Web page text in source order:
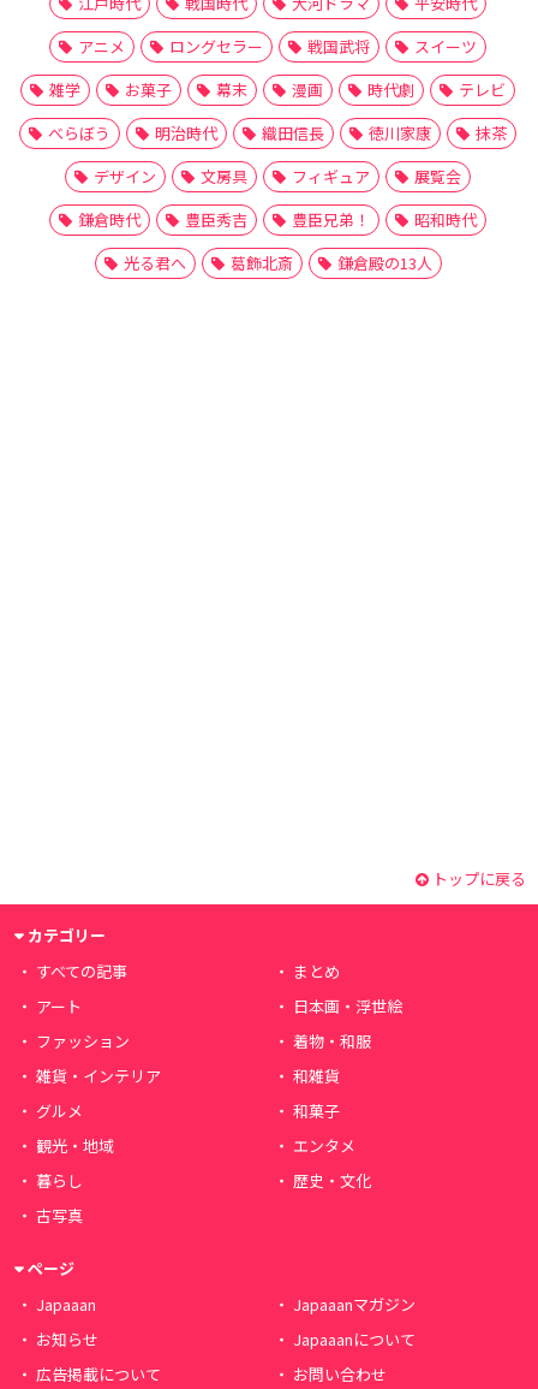
アニメ
ロングセラー 戦国武将
スイーツ
雑学
お菓子 幕末 漫画 時代劇
テレビ
べらぼう
明治時代 織田信長 徳川家康
抹茶
デザイン
文房具 フィギュア
展覧会
鎌倉時代
豊臣秀吉 豊臣兄弟！
昭和時代
光る君へ
葛飾北斎 鎌倉殿の13人
トップに戻る
カテゴリー
すべての記事
まとめ
アート
日本画・浮世絵
ファッション
着物・和服
雑貨・インテリア
和雑貨
グルメ
和菓子
観光・地域
エンタメ
暮らし
歴史・文化
古写真
ページ
Japaaan
Japaaanマガジン
お知らせ
Japaaanについて
広告掲載について
お問い合わせ